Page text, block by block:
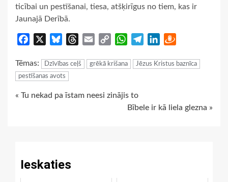
ticībai un pestīšanai, tiesa, atšķirīgus no tiem, kas ir
Jaunajā Derībā.
Facebook BlueskyThreads
Email
Copy
WhatsApp
TelegramLinkedIn
Tēmas: Dzīvības ceļš grēkā krišana
Jēzus Kristus baznīca
pestīšanas avots
Continue
« Tu nekad pa īstam neesi zinājis to
Bībele ir kā liela glezna »
Ieskaties